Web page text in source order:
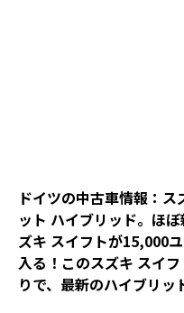
ドイツの中古車情報：
ット ハイブリッド。ほ
ズキ スイフトが15,000
入る！このスズキ スイ
りで、最新のハイブリッ